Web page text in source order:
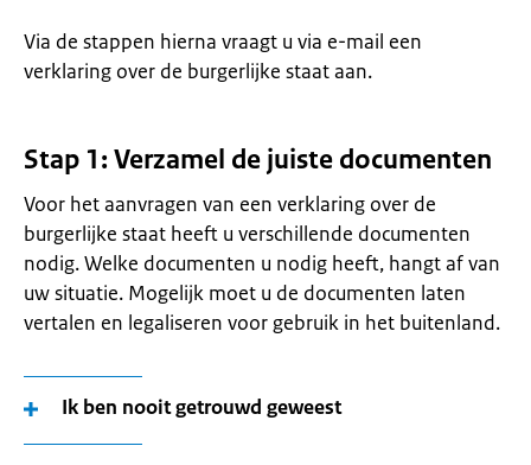
Via de stappen hierna vraagt u via e-mail een
verklaring over de burgerlijke staat aan.
Stap 1: Verzamel de juiste documenten
Voor het aanvragen van een verklaring over de
burgerlijke staat heeft u verschillende documenten
nodig. Welke documenten u nodig heeft, hangt af van
uw situatie. Mogelijk moet u de documenten laten
vertalen en legaliseren voor gebruik in het buitenland.
Ik ben nooit getrouwd geweest